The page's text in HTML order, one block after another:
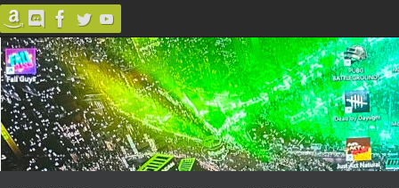
Zum
Inhalt
springen